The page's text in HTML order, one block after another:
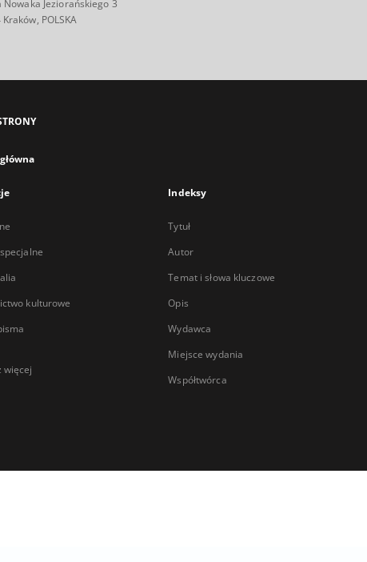
Nowaka Jeziorańskiego 3
POLSKA
kulturowe
więcej
Indeksy
Tytuł
Autor
Temat i słowa kluczowe
Opis
Wydawca
Miejsce wydania
Współtwórca